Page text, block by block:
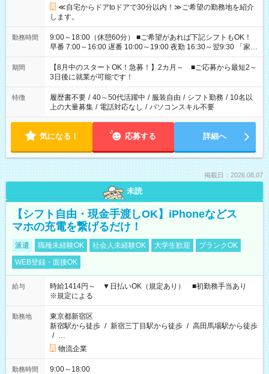
≪自宅からドアtoドアで30分以内！≫ご希望の勤務地を紹介
します。
勤務時間
9:00～18:00（休憩60分） ■ご希望があれば下記シフトもOK！
早番 7:00～16:00 遅番 10:00～19:00 夜勤 16:30～翌9:30 「家族
と休みを合わせたい」 「余裕を持って夕飯の準備がしたい」
「できれば残業はしたくない」 など、ご希望を教えてください
ね。 ※Wワーク希望の方へ 今ご覧のお仕事で希望する勤務時間
と、もう1つのお仕事の勤務時間。 合計で週40時間を超える場
合は応募できません。
期間
【8月中のスタートOK！急募！】2カ月～ ■ご応募から最短2～
3日後に就業が可能です！
特徴 履歴書不要 / 40～50代活躍中 / 服装自由 / シフト勤務 / 10名以
上の大量募集 / 電話対応なし / パソコンスキル不要
気になる！ 応募する 詳細へ
掲載日：2026.08.07
未読
【シフト自由・現金手渡しOK】iPhoneなどス
マホの充電を繋げるだけ！
派遣 職種未経験OK 社会人未経験OK 大学生歓迎
ブランクOK
WEB登録・面接OK
給与
時給1414円～ ▼日払いOK（規定あり） ■初勤務手当あり
※規定による
勤務地
東京都新宿区
新宿駅から徒歩 / 新宿三丁目駅から徒歩 / 高田馬場駅から徒歩
/ …
物流企業
勤務時間 9:00～18:00